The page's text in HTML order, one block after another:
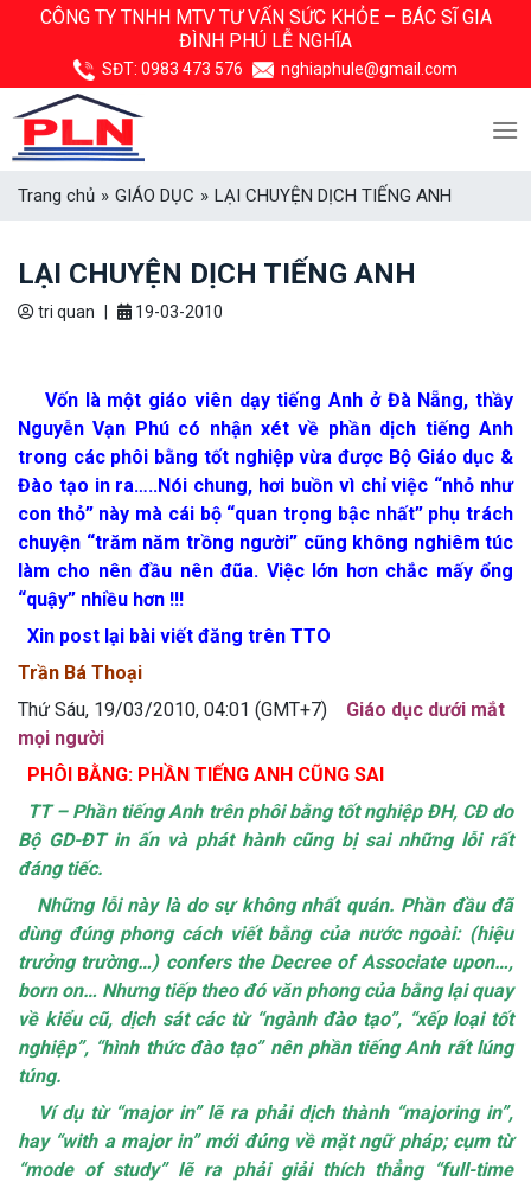
CÔNG TY TNHH MTV TƯ VẤN SỨC KHỎE – BÁC SĨ GIA
ĐÌNH PHÚ LỄ NGHĨA
SĐT: 0983 473 576 nghiaphule@gmail.com
Trang chủ » GIÁO DỤC » LẠI CHUYỆN DỊCH TIẾNG ANH
LẠI CHUYỆN DỊCH TIẾNG ANH
tri quan 19-03-2010
Vốn là một giáo viên dạy tiếng Anh ở Đà Nẵng, thầy
Nguyễn Vạn Phú có nhận xét về phần dịch tiếng Anh
trong các phôi bằng tốt nghiệp vừa được Bộ Giáo dục &
Đào tạo in ra…..Nói chung, hơi buồn vì chỉ việc “nhỏ như
con thỏ” này mà cái bộ “quan trọng bậc nhất” phụ trách
chuyện “trăm năm trồng người” cũng không nghiêm túc
làm cho nên đầu nên đũa. Việc lớn hơn chắc mấy ổng
“quậy” nhiều hơn !!!
Xin post lại bài viết đăng trên TTO
Trần Bá Thoại
Thứ Sáu, 19/03/2010, 04:01 (GMT+7) Giáo dục dưới mắt
mọi người
PHÔI BẰNG: PHẦN TIẾNG ANH CŨNG SAI
TT – Phần tiếng Anh trên phôi bằng tốt nghiệp ĐH, CĐ do
Bộ GD-ĐT in ấn và phát hành cũng bị sai những lỗi rất
đáng tiếc.
Những lỗi này là do sự không nhất quán. Phần đầu đã
dùng đúng phong cách viết bằng của nước ngoài: (hiệu
trưởng trường…) confers the Decree of Associate upon…,
born on… Nhưng tiếp theo đó văn phong của bằng lại quay
về kiểu cũ, dịch sát các từ “ngành đào tạo”, “xếp loại tốt
nghiệp”, “hình thức đào tạo” nên phần tiếng Anh rất lúng
túng.
Ví dụ từ “major in” lẽ ra phải dịch thành “majoring in”,
hay “with a major in” mới đúng về mặt ngữ pháp; cụm từ
“mode of study” lẽ ra phải giải thích thẳng “full-time